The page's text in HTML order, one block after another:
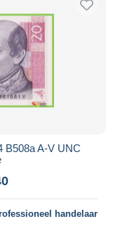
B508a A-V UNC
handelaar